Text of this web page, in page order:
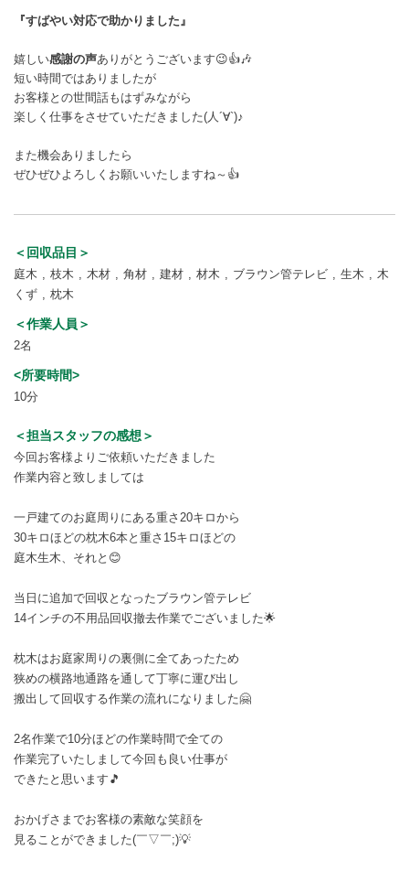
『すばやい対応で助かりました』
嬉しい感謝の声ありがとうございます😉👍🎶
短い時間ではありましたが
お客様との世間話もはずみながら
楽しく仕事をさせていただきました(人´∀`)♪
また機会ありましたら
ぜひぜひよろしくお願いいたしますね～👍
＜回収品目＞
庭木 枝木 木材 角材 建材 材木 ブラウン管テレビ 生木
木
くず
枕木
＜作業人員＞
2名
<所要時間>
10分
＜担当スタッフの感想＞
今回お客様よりご依頼いただきました
作業内容と致しましては
一戸建てのお庭周りにある重さ20キロから
30キロほどの枕木6本と重さ15キロほどの
庭木生木、それと😊
当日に追加で回収となったブラウン管テレビ
14インチの不用品回収撤去作業でございました🌟
枕木はお庭家周りの裏側に全てあったため
狭めの横路地通路を通して丁寧に運び出し
搬出して回収する作業の流れになりました🤗
2名作業で10分ほどの作業時間で全ての
作業完了いたしまして今回も良い仕事が
できたと思います🎵
おかげさまでお客様の素敵な笑顔を
見ることができました(￣▽￣;)💡